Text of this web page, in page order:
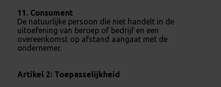
11. Consument
De natuurlijke persoon die niet handelt in de
uitoefening van beroep of bedrijf en een
overeenkomst op afstand aangaat met de
ondernemer.
Artikel 2: Toepasselijkheid